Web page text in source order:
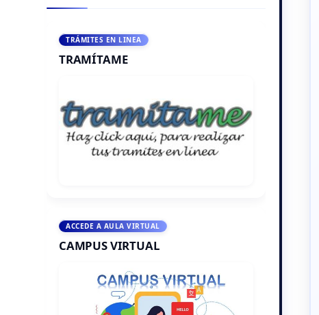
TRÁMITES EN LINEA
TRAMÍTAME
ACCEDE A AULA VIRTUAL
CAMPUS VIRTUAL